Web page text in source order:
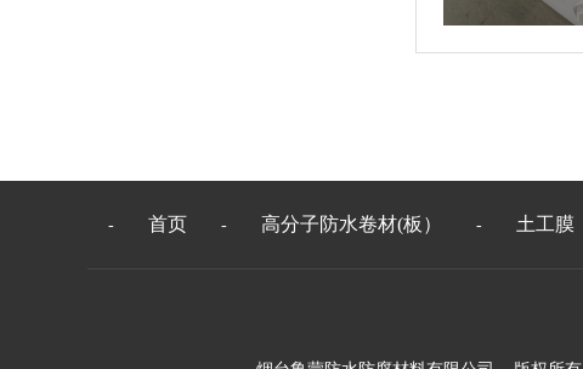
- 首页 - 高分子防水卷材(板） - 土工膜